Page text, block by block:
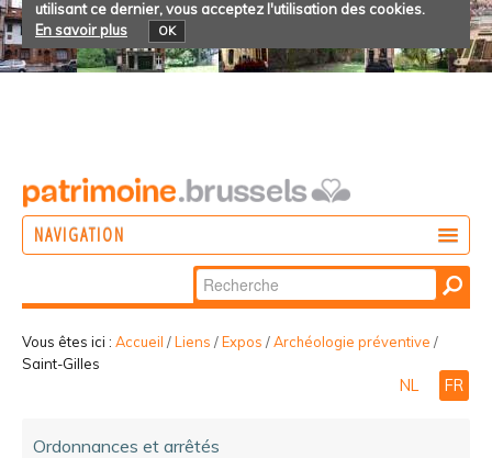
utilisant ce dernier, vous acceptez l'utilisation des cookies.
En savoir plus
OK
NAVIGATION
PARTICIPER
Chercher par
Recherche
avancée…
Vous êtes ici : Accueil /Liens /Expos /Archéologie préventive /
Saint-Gilles
NL FR
Ordonnances et arrêtés